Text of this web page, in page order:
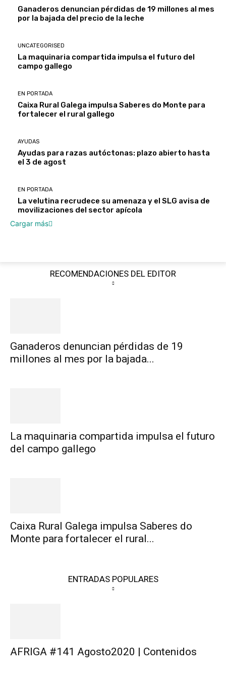
Ganaderos denuncian pérdidas de 19 millones al mes
por la bajada del precio de la leche
UNCATEGORISED
La maquinaria compartida impulsa el futuro del
campo gallego
EN PORTADA
Caixa Rural Galega impulsa Saberes do Monte para
fortalecer el rural gallego
AYUDAS
Ayudas para razas autóctonas: plazo abierto hasta
el 3 de agost
EN PORTADA
La velutina recrudece su amenaza y el SLG avisa de
movilizaciones del sector apícola
Cargar más
RECOMENDACIONES DEL EDITOR
Ganaderos denuncian pérdidas de 19
millones al mes por la bajada...
La maquinaria compartida impulsa el futuro
del campo gallego
Caixa Rural Galega impulsa Saberes do
Monte para fortalecer el rural...
ENTRADAS POPULARES
AFRIGA #141 Agosto2020 | Contenidos